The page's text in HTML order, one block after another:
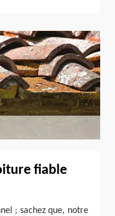
fiable
; sachez que, notre